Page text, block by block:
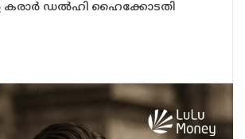
കരാർ ഡൽഹി ഹൈക്കോടതി